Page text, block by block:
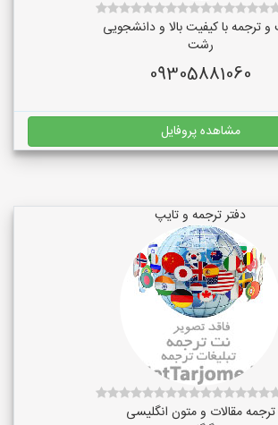
و ترجمه با کیفیت بالا و دانشجویی
رشت
09305881060
مشاهده پروفایل
دفتر ترجمه و تایپ
ترجمه مقالات و متون انگلیسی